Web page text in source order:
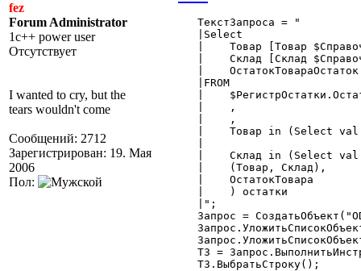
fez
Forum Administrator
1c++ power user
Отсутствует
I wanted to cry, but the
tears wouldn't come
Сообщений: 2712
Зарегистрирован: 19. Мая
2006
Пол:
   ТекстЗапроса = "
   |Select
|    Товар [Товар
|    Склад [Склад
|
   |FROM
|
   |";
Запрос =
ТЗ =
   ТЗ.ВыбратьСтроку();